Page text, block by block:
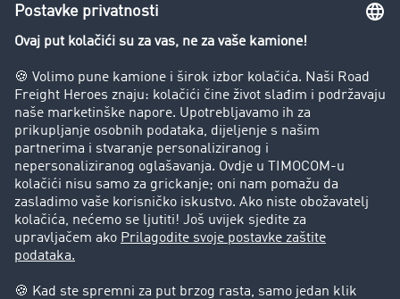
Zabrana vožnje za kamione
Poduzeće
Priče o uspjehu
Stranke preporučuju stranku
Pravna pitanja
Impresum